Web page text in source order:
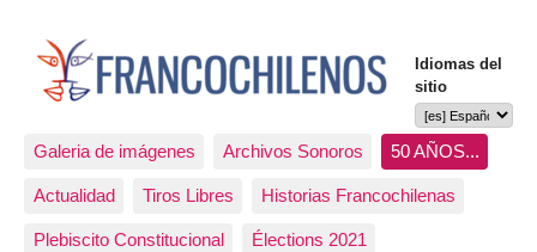
Idiomas del
sitio
Galeria de imágenes Archivos Sonoros 50 AÑOS...
Actualidad Tiros Libres Historias Francochilenas
Plebiscito Constitucional Élections 2021